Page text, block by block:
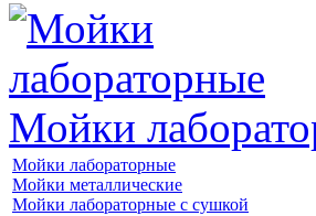
Мойки
Мойки лабораторные
Мойки металлические
Мойки лабораторные с сушкой